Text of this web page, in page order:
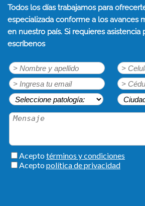
Todos los días trabajamos para
especializada conforme a los avances
en nuestro país. Si requieres asistencia
escríbenos